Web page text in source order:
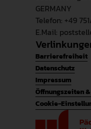
GERMANY
Telefon: +49
E.Mail:
Barrierefreiheit
Datenschutz
Impressum
Öffnungszeiten
Cookie-